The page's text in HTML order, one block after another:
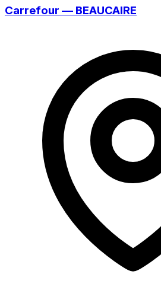
Carrefour — BEAUCAIRE